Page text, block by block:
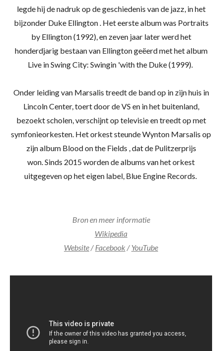
legde hij de nadruk op de geschiedenis van de jazz, in het
bijzonder Duke Ellington . Het eerste album was Portraits
by Ellington (1992), en zeven jaar later werd het
honderdjarig bestaan ​​van Ellington geëerd met het album
Live in Swing City: Swingin 'with the Duke (1999).
Onder leiding van Marsalis treedt de band op in zijn huis in
Lincoln Center, toert door de VS en in het buitenland,
bezoekt scholen, verschijnt op televisie en treedt op met
symfonieorkesten. Het orkest steunde Wynton Marsalis op
zijn album Blood on the Fields , dat de Pulitzerprijs
won. Sinds 2015 worden de albums van het orkest
uitgegeven op het eigen label, Blue Engine Records.
Bron en meer informatie
Wikipedia
Website/Facebook/YouTube